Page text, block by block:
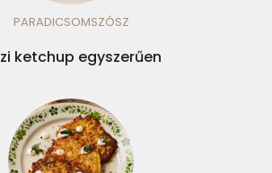
PARADICSOMSZÓSZ
ketchup egyszerűen